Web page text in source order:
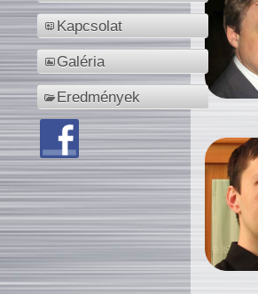
Kapcsolat
Galéria
Eredmények